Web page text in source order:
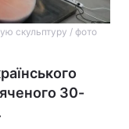
скульптуру / фото
30-